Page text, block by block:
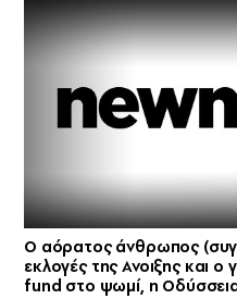
Ο αόρατος άνθρωπος
εκλογές της Ανοιξης και ο
fund στο ψωμί, η